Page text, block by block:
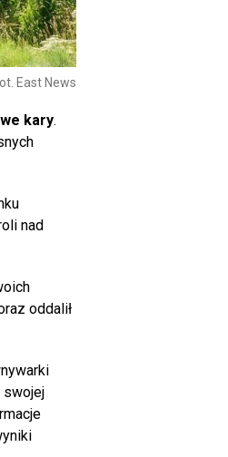
East News
kary.
nad
oddalił
swojej